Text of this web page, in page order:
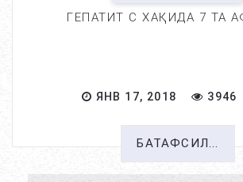
ГЕПАТИТ С ХАҚИДА 7 ТА
ЯНВ 17, 2018 3946
БАТАФСИЛ...